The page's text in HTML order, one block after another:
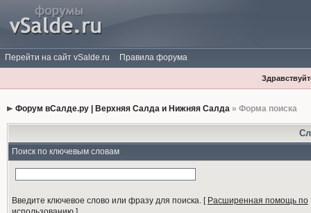
Перейти на сайт vSalde.ru Правила форума
Форум вСалде.ру | Верхняя Салда и Нижняя Салда» Форма поиска
Поиск по ключевым словам
Введите ключевое слово или фразу для поиска.[ Расширенная помощь по